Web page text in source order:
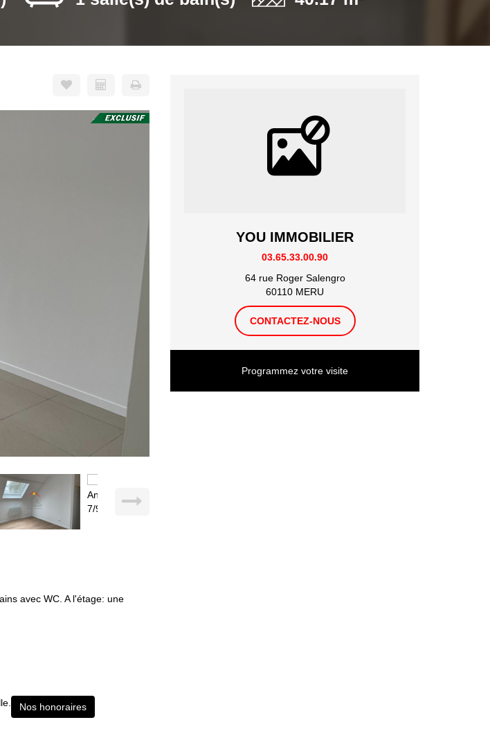
avec WC. A l'étage: une
Nos honoraires
YOU IMMOBILIER
03.65.33.00.90
64 rue Roger Salengro
60110 MERU
CONTACTEZ-NOUS
Programmez votre visite